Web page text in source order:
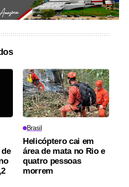
Brasil
Helicóptero cai em
área de mata no Rio e
quatro pessoas
morrem